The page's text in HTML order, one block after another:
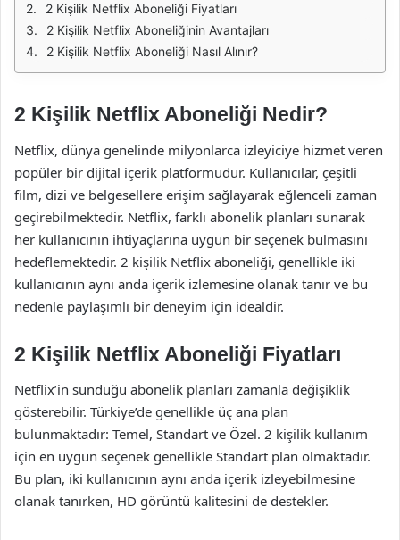
2 Kişilik Netflix Aboneliği Fiyatları
2 Kişilik Netflix Aboneliğinin Avantajları
2 Kişilik Netflix Aboneliği Nasıl Alınır?
2 Kişilik Netflix Aboneliği Nedir?
Netflix, dünya genelinde milyonlarca izleyiciye hizmet veren
popüler bir dijital içerik platformudur. Kullanıcılar, çeşitli
film, dizi ve belgesellere erişim sağlayarak eğlenceli zaman
geçirebilmektedir. Netflix, farklı abonelik planları sunarak
her kullanıcının ihtiyaçlarına uygun bir seçenek bulmasını
hedeflemektedir. 2 kişilik Netflix aboneliği, genellikle iki
kullanıcının aynı anda içerik izlemesine olanak tanır ve bu
nedenle paylaşımlı bir deneyim için idealdir.
2 Kişilik Netflix Aboneliği Fiyatları
Netflix’in sunduğu abonelik planları zamanla değişiklik
gösterebilir. Türkiye’de genellikle üç ana plan
bulunmaktadır: Temel, Standart ve Özel. 2 kişilik kullanım
için en uygun seçenek genellikle Standart plan olmaktadır.
Bu plan, iki kullanıcının aynı anda içerik izleyebilmesine
olanak tanırken, HD görüntü kalitesini de destekler.